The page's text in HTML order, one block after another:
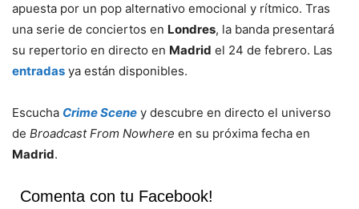
apuesta por un pop alternativo emocional y rítmico. Tras
una serie de conciertos en Londres, la banda presentará
su repertorio en directo en Madrid el 24 de febrero. Las
entradas ya están disponibles.
Escucha Crime Scene y descubre en directo el universo
de Broadcast From Nowhere en su próxima fecha en
Madrid.
Comenta con tu Facebook!